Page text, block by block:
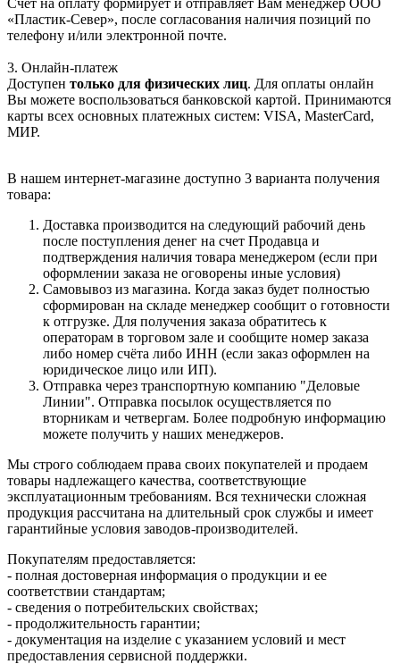
«Пластик-Север», после согласования наличия позиций по
телефону и/или электронной почте.
3. Онлайн-платеж
Доступен только для физических лиц. Для оплаты онлайн
Вы можете воспользоваться банковской картой. Принимаются
карты всех основных платежных систем: VISA, MasterCard,
МИР.
В нашем интернет-магазине доступно 3 варианта получения
товара:
Доставка производится на следующий рабочий день
после поступления денег на счет Продавца и
подтверждения наличия товара менеджером (если при
оформлении заказа не оговорены иные условия)
Самовывоз из магазина. Когда заказ будет полностью
сформирован на складе менеджер сообщит о готовности
к отгрузке. Для получения заказа обратитесь к
операторам в торговом зале и сообщите номер заказа
либо номер счёта либо ИНН (если заказ оформлен на
юридическое лицо или ИП).
Отправка через транспортную компанию "Деловые
Линии". Отправка посылок осуществляется по
вторникам и четвергам. Более подробную информацию
можете получить у наших менеджеров.
Мы строго соблюдаем права своих покупателей и продаем
товары надлежащего качества, соответствующие
эксплуатационным требованиям. Вся технически сложная
продукция рассчитана на длительный срок службы и имеет
гарантийные условия заводов-производителей.
Покупателям предоставляется:
- полная достоверная информация о продукции и ее
соответствии стандартам;
- сведения о потребительских свойствах;
- продолжительность гарантии;
- документация на изделие с указанием условий и мест
предоставления сервисной поддержки.